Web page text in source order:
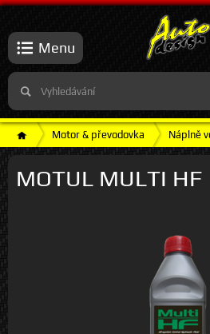
Menu
Motor & převodovka Náplně
MOTUL MULTI HF